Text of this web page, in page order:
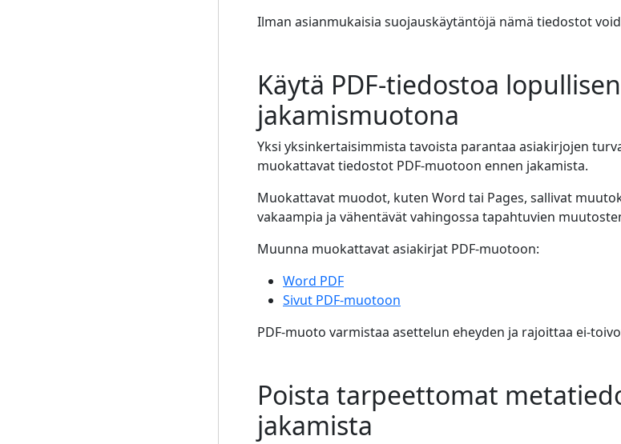
Ilman asianmukaisia ​​suojauskäytäntöjä nämä tiedostot
Käytä PDF-tiedostoa
jakamismuotona
Yksi yksinkertaisimmista tavoista parantaa asiakirjojen
muokattavat tiedostot PDF-muotoon ennen jakamista.
Muokattavat muodot, kuten Word tai Pages, sallivat
vakaampia ja vähentävät vahingossa tapahtuvien
Muunna muokattavat asiakirjat PDF-muotoon:
Word PDF
Sivut PDF-muotoon
PDF-muoto varmistaa asettelun eheyden ja rajoittaa ei-
Poista tarpeettomat
jakamista